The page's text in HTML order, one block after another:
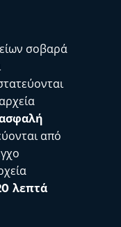
σοβαρά
από
λεπτά